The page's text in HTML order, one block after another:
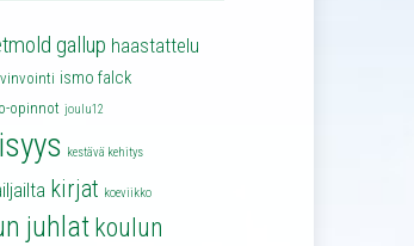
gallup haastattelu
ismo falck
opinnot joulu12
kestävä kehitys
kirjat koeviikko
juhlat koulun